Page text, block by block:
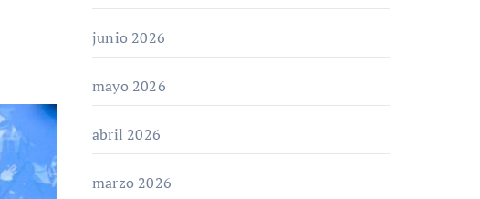
junio 2026
mayo 2026
abril 2026
marzo 2026